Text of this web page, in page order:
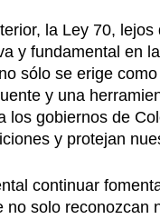
la Ley 70,
y fundamental en
sólo se erige
y una
los gobiernos de
y protejan
continuar
no solo reconozcan